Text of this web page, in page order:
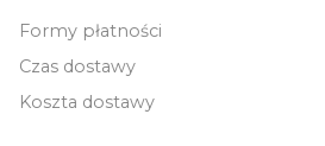
Formy płatności
Czas dostawy
Koszta dostawy